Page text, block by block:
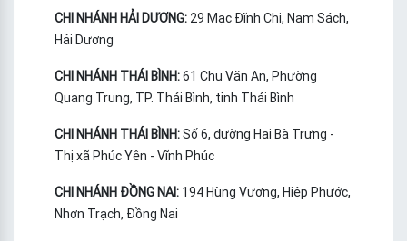
CHI NHÁNH HẢI DƯƠNG: 29 Mạc Đĩnh Chi, Nam Sách,
Hải Dương
CHI NHÁNH THÁI BÌNH:61 Chu Văn An, Phường
Quang Trung, TP. Thái Bình, tỉnh Thái Bình
CHI NHÁNH THÁI BÌNH:Số 6, đường Hai Bà Trưng -
Thị xã Phúc Yên - Vĩnh Phúc
CHI NHÁNH ĐỒNG NAI: 194 Hùng Vương, Hiệp Phước,
Nhơn Trạch, Đồng Nai